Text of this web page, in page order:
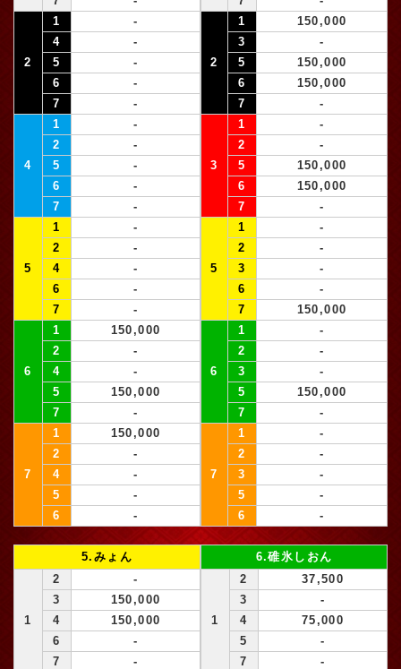
2
1
-
4
-
5
-
6
-
7
-
4
1
-
2
-
5
-
6
-
7
-
5
1
-
2
-
4
-
6
-
7
-
6
1
150,000
2
-
4
-
5
150,000
7
-
7
1
150,000
2
-
4
-
5
-
6
-
2
1
150,000
3
-
5
150,000
6
150,000
7
-
3
1
-
2
-
5
150,000
6
150,000
7
-
5
1
-
2
-
3
-
6
-
7
150,000
6
1
-
2
-
3
-
5
150,000
7
-
7
1
-
2
-
3
-
5
-
6
-
5.みょん
1
2
-
3
150,000
4
150,000
6
-
7
-
6.碓氷しおん
1
2
37,500
3
-
4
75,000
5
-
7
-